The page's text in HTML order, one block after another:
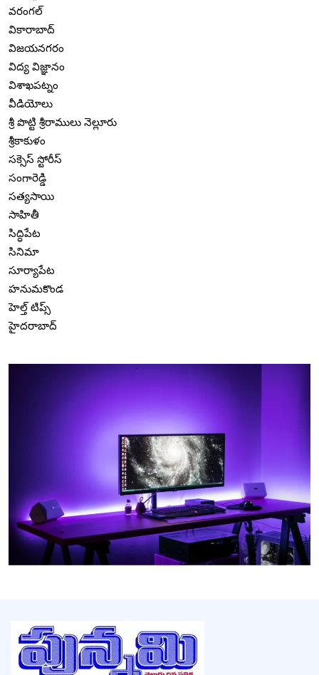
వరంగల్
వికారాబాద్
విజయనగరం
విద్య విజ్ఞానం
విశాఖపట్నం
వీడియోలు
శ్రీ పొట్టి శ్రీరాములు నెల్లూరు
శ్రీకాకుళం
సక్సెస్ స్టోరీస్
సంగారెడ్డి
సత్యసాయి
సాహితీ
సిద్ధిపేట
సినిమా
సూర్యాపేట
హనుమకొండ
హెల్త్ టిప్స్
హైదరాబాద్